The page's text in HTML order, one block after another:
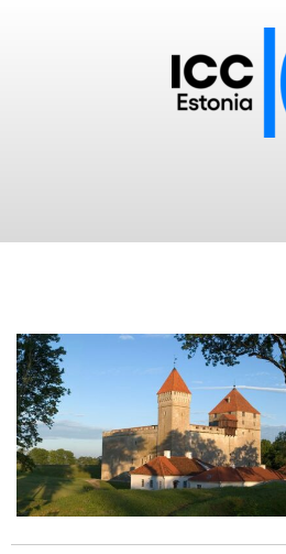
Liikmete pakkumised
Astu ICC Eesti liikmeks!
Kalender
ICC Eesti
Tegevused